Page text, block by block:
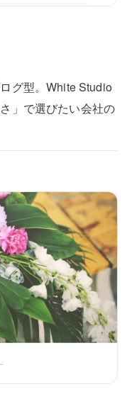
グ型。White Studio
」で選びたい会社の